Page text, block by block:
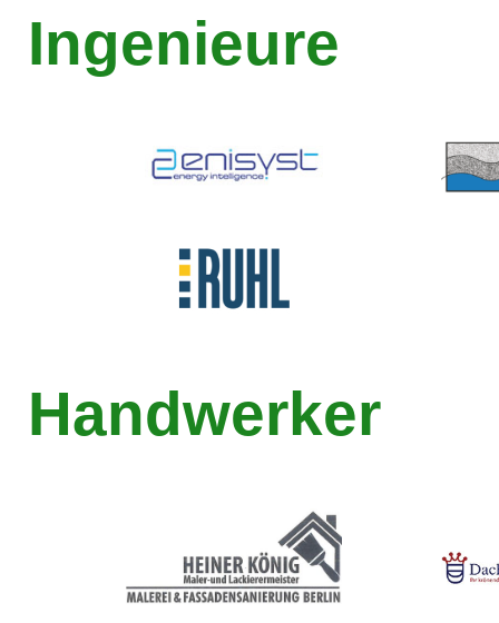
Ingenieure
Handwerker